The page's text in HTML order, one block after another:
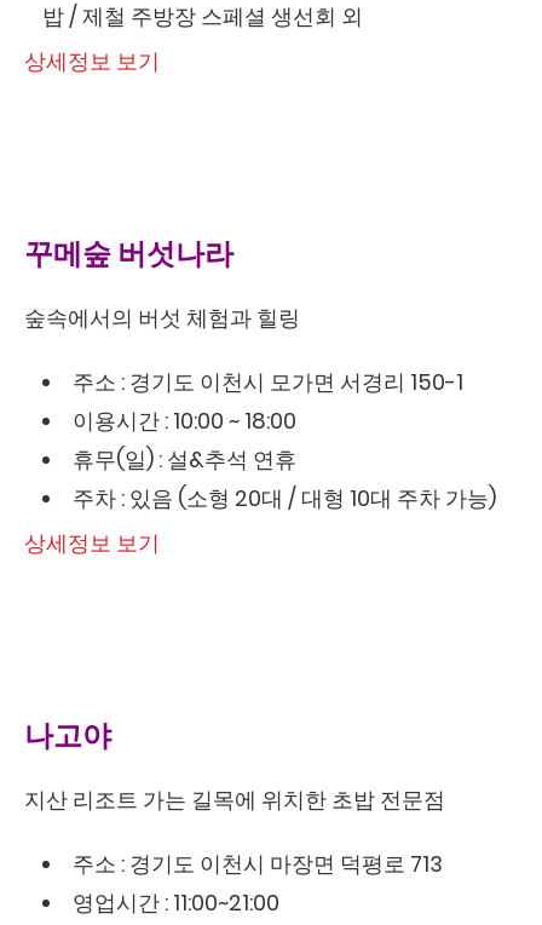
밥 / 제철 주방장 스페셜 생선회 외
상세정보 보기
꾸메숲 버섯나라
숲속에서의 버섯 체험과 힐링
주소 : 경기도 이천시 모가면 서경리 150-1
이용시간 : 10:00 ~ 18:00
휴무(일) : 설&추석 연휴
주차 : 있음 (소형 20대 / 대형 10대 주차 가능)
상세정보 보기
나고야
지산 리조트 가는 길목에 위치한 초밥 전문점
주소 : 경기도 이천시 마장면 덕평로 713
영업시간 : 11:00~21:00